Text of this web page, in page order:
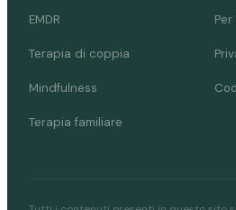
EMDR
Terapia di coppia
Mindfulness
Terapia familiare